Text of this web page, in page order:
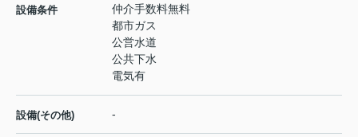
設備条件
仲介手数料無料
都市ガス
公営水道
公共下水
電気有
設備(その他) -